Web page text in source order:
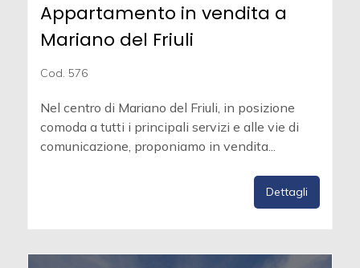
Appartamento in vendita a
Mariano del Friuli
Cod. 576
Nel centro di Mariano del Friuli, in posizione
comoda a tutti i principali servizi e alle vie di
comunicazione, proponiamo in vendita...
Dettagli